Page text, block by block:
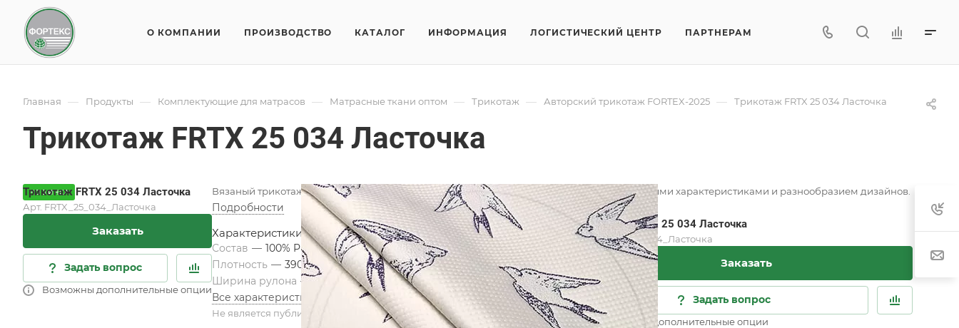
О КОМПАНИИ ПРОИЗВОДСТВО КАТАЛОГ ИНФОРМАЦИЯ ЛОГИСТИЧЕСКИЙ ЦЕНТР ПАРТНЕРАМ
Главная — Продукты — Комплектующие для матрасов — Матрасные ткани оптом — Трикотаж — Авторский трикотаж FORTEX-2025 — Трикотаж FRTX 25 034 Ласточка
Трикотаж FRTX 25 034 Ласточка
Трикотаж FRTX 25 034 Ласточка
Арт. FRTX_25_034_Ласточка
Заказать
Задать вопрос
Возможны дополнительные опции
НОВИНКА Вязаный трикотаж для матрасов нашего производства отличается высокими качественными характеристиками и разнообразием дизайнов.
Подробности
Характеристики
Состав — 100% PES
Плотность — 390 гр/м2
Ширина рулона — 220 см
Все характеристики
Не является публичной офертой
Трикотаж FRTX 25 034 Ласточка
Арт.FRTX_25_034_Ласточка
Заказать
Задать вопрос
Возможны дополнительные опции